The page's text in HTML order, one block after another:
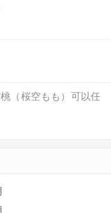
（桜空もも）可以任